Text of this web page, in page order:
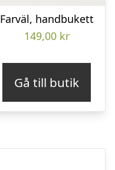
Farväl, handbukett
149,00 kr
Gå till butik